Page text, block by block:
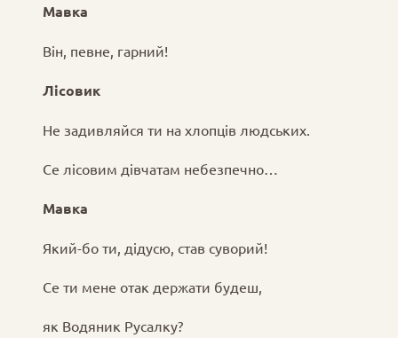
Мавка
Він, певне, гарний!
Лісовик
Не задивляйся ти на хлопців людських.
Се лісовим дівчатам небезпечно…
Мавка
Який-бо ти, дідусю, став суворий!
Се ти мене отак держати будеш,
як Водяник Русалку?